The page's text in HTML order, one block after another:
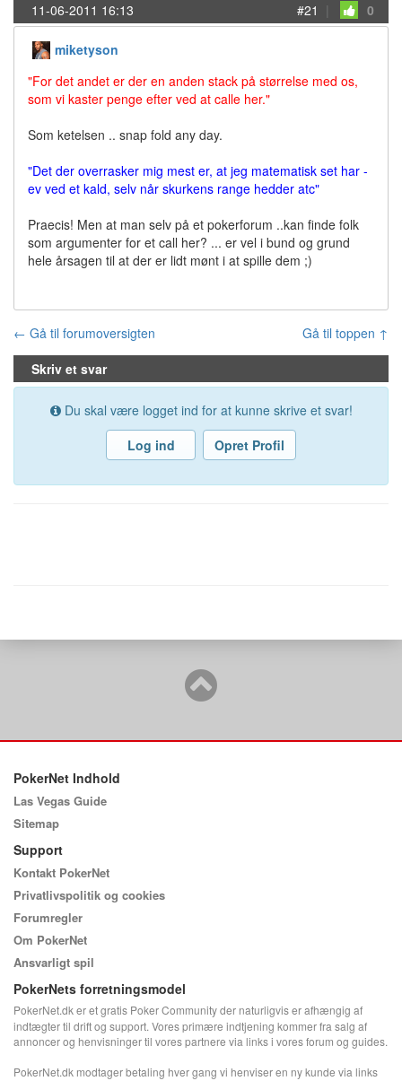
11-06-2011 16:13 #21 | 0
miketyson
"For det andet er der en anden stack på størrelse med os,
som vi kaster penge efter ved at calle her."
Som ketelsen .. snap fold any day.
"Det der overrasker mig mest er, at jeg matematisk set har -
ev ved et kald, selv når skurkens range hedder atc"
Praecis! Men at man selv på et pokerforum ..kan finde folk
som argumenter for et call her? ... er vel i bund og grund
hele årsagen til at der er lidt mønt i at spille dem ;)
← Gå til forumoversigten
Gå til toppen ↑
Skriv et svar
Du skal være logget ind for at kunne skrive et svar!
Log ind
Opret Profil
PokerNet Indhold
Las Vegas Guide
Sitemap
Support
Kontakt PokerNet
Privatlivspolitik og cookies
Forumregler
Om PokerNet
Ansvarligt spil
PokerNets forretningsmodel
PokerNet.dk er et gratis Poker Community der naturligvis er afhængig af
indtægter til drift og support. Vores primære indtjening kommer fra salg af
annoncer og henvisninger til vores partnere via links i vores forum og guides.
PokerNet.dk modtager betaling hver gang vi henviser en ny kunde via links